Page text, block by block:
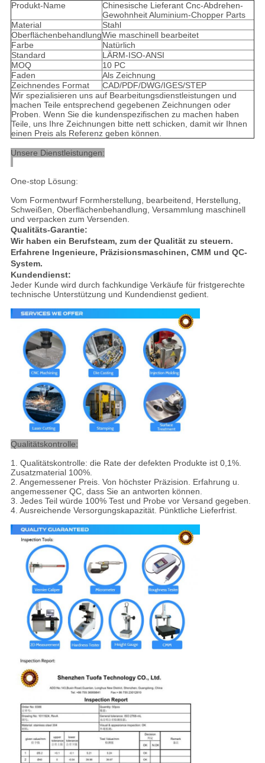
Produkt-Name
Chinesische Lieferant Cnc-Abdrehen-
Gewohnheit Aluminium-Chopper Parts
Material
Stahl
OberflächenbehandlungWie maschinell bearbeitet
Farbe
Natürlich
Standard
LÄRM-ISO-ANSI
MOQ
10 PC
Faden
Als Zeichnung
Zeichnendes Format
CAD/PDF/DWG/IGES/STEP
Wir spezialisieren uns auf Bearbeitungsdienstleistungen und
machen Teile entsprechend gegebenen Zeichnungen oder
Proben. Wenn Sie die kundenspezifischen zu machen haben
Teile, uns Ihre Zeichnungen bitte nett schicken, damit wir Ihnen
einen Preis als Referenz geben können.
Unsere Dienstleistungen:
One-stop Lösung:
Vom Formentwurf Formherstellung, bearbeitend, Herstellung,
Schweißen, Oberflächenbehandlung, Versammlung maschinell
und verpacken zum Versenden.
Qualitäts-Garantie:
Wir haben ein Berufsteam, zum der Qualität zu steuern.
Erfahrene Ingenieure, Präzisionsmaschinen, CMM und QC-
System.
Kundendienst:
Jeder Kunde wird durch fachkundige Verkäufe für fristgerechte
technische Unterstützung und Kundendienst gedient.
Qualitätskontrolle:
1. Qualitätskontrolle: die Rate der defekten Produkte ist 0,1%.
Zusatzmaterial 100%.
2. Angemessener Preis. Von höchster Präzision. Erfahrung u.
angemessener QC, dass Sie an antworten können.
3. Jedes Teil würde 100% Test und Probe vor Versand gegeben.
4. Ausreichende Versorgungskapazität. Pünktliche Lieferfrist.